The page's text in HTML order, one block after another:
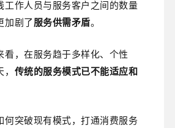
工作人员与服务客户之间的数量
加剧了 服务供需矛盾。
看，在服务趋于多样化、个性
传统的服务模式已不能适应和
何突破现有模式，打通消费服务